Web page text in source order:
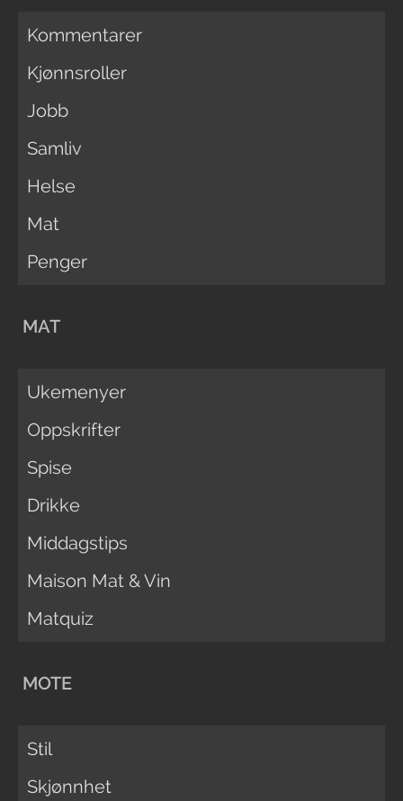
Kommentarer
Kjønnsroller
Jobb
Samliv
Helse
Mat
Penger
MAT
Ukemenyer
Oppskrifter
Spise
Drikke
Middagstips
Maison Mat & Vin
Matquiz
MOTE
Stil
Skjønnhet